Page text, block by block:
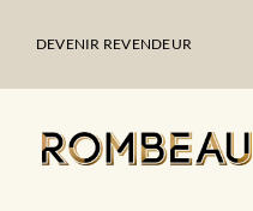
DEVENIR REVENDEUR